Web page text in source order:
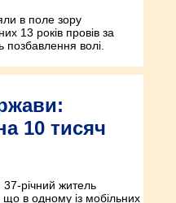
в поле зору
13 років провів за
позбавлення волі.
10 тисяч
річний житель
що в одному із мобільних